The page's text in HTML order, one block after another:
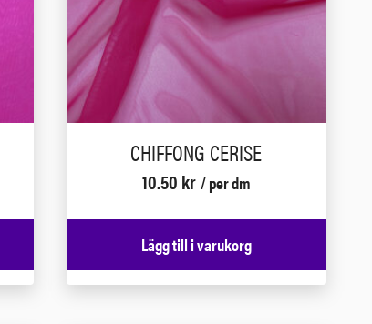
CHIFFONG CERISE
10.50 kr / per dm
Lägg till i varukorg